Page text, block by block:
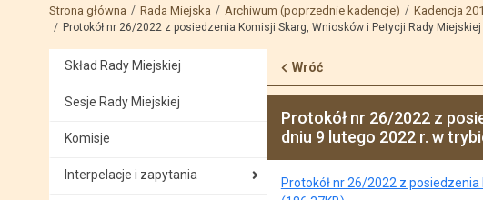
Strona główna Rada Miejska Archiwum (poprzednie kadencje) Kadencja
Protokół nr 26/2022 z posiedzenia Komisji Skarg, Wniosków i Petycji Rady
Skład Rady Miejskiej
Sesje Rady Miejskiej
Komisje
Interpelacje i zapytania
Wróć
Protokół nr 26/2022 z
dniu 9 lutego 2022 r. w
Protokół nr 26/2022 z